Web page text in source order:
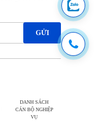
GỬI
DANH SÁCH
CÁN BỘ NGHIỆP
VỤ